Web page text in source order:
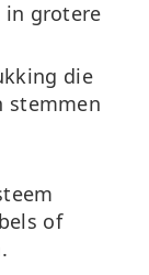
in grotere
die
stemmen
of